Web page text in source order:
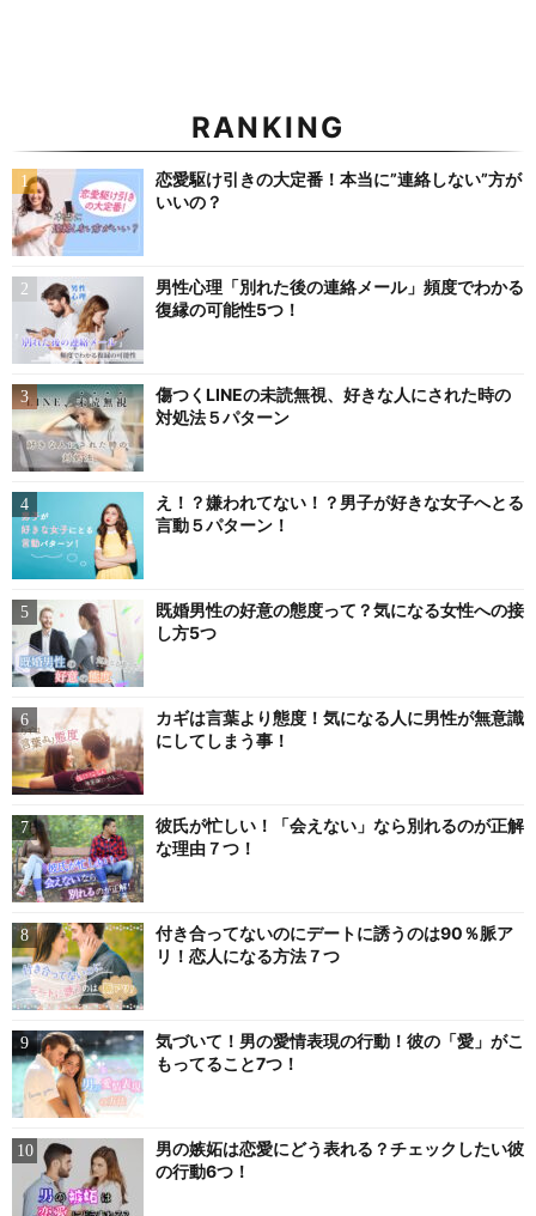
RANKING
恋愛駆け引きの大定番！本当に”連絡しない”方が
いいの？
男性心理「別れた後の連絡メール」頻度でわかる
復縁の可能性5つ！
傷つくLINEの未読無視、好きな人にされた時の
対処法５パターン
え！？嫌われてない！？男子が好きな女子へとる
言動５パターン！
既婚男性の好意の態度って？気になる女性への接
し方5つ
カギは言葉より態度！気になる人に男性が無意識
にしてしまう事！
彼氏が忙しい！「会えない」なら別れるのが正解
な理由７つ！
付き合ってないのにデートに誘うのは90％脈ア
リ！恋人になる方法７つ
気づいて！男の愛情表現の行動！彼の「愛」がこ
もってること7つ！
男の嫉妬は恋愛にどう表れる？チェックしたい彼
の行動6つ！